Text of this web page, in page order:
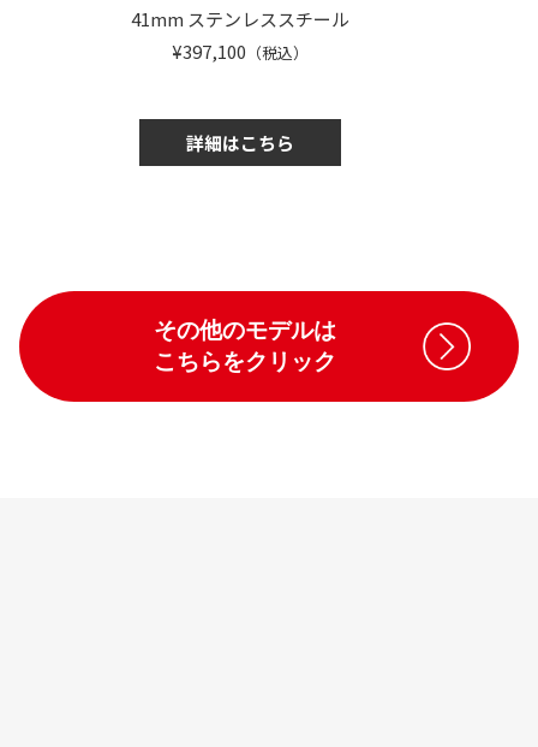
41mm ステンレススチール
¥397,100 （税込）
詳細はこちら
その他のモデルは
こちらをクリック